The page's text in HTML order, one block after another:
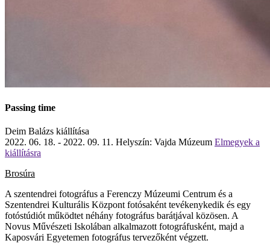
Passing time
Deim Balázs kiállítása
2022. 06. 18. - 2022. 09. 11. Helyszín: Vajda Múzeum Elmegyek a
kiállításra
Brosúra
A szentendrei fotográfus a Ferenczy Múzeumi Centrum és a
Szentendrei Kulturális Központ fotósaként tevékenykedik és egy
fotóstúdiót működtet néhány fotográfus barátjával közösen. A
Novus Művészeti Iskolában alkalmazott fotográfusként, majd a
Kaposvári Egyetemen fotográfus tervezőként végzett.